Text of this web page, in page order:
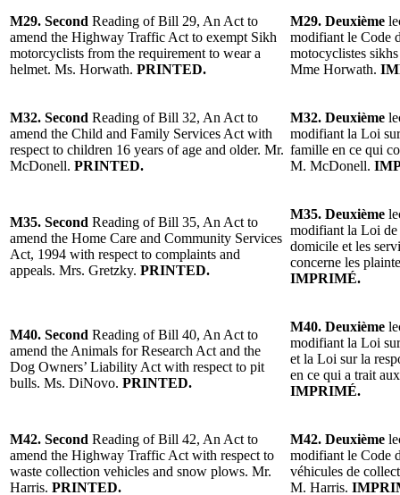
M29. Second Reading of Bill 29, An Act to
amend the Highway Traffic Act to exempt Sikh
motorcyclists from the requirement to wear a
helmet. Ms. Horwath. PRINTED.
M29. Deuxième
modifiant le Code
motocyclistes
Mme Horwath.
M32. Second Reading of Bill 32, An Act to
amend the Child and Family Services Act with
respect to children 16 years of age and older. Mr.
McDonell. PRINTED.
M32. Deuxième
modifiant la Loi sur
famille en ce qui
M. McDonell.
M35. Second Reading of Bill 35, An Act to
amend the Home Care and Community Services
Act, 1994 with respect to complaints and
appeals. Mrs. Gretzky. PRINTED.
M35. Deuxième
modifiant la Loi de
domicile et les
concerne les
IMPRIMÉ.
M40. Second Reading of Bill 40, An Act to
amend the Animals for Research Act and the
Dog Owners’ Liability Act with respect to pit
bulls. Ms. DiNovo. PRINTED.
M40. Deuxième
modifiant la Loi
et la Loi sur la
en ce qui a trait
IMPRIMÉ.
M42. Second Reading of Bill 42, An Act to
amend the Highway Traffic Act with respect to
waste collection vehicles and snow plows. Mr.
Harris. PRINTED.
M42. Deuxième
modifiant le Code
véhicules de
M. Harris.